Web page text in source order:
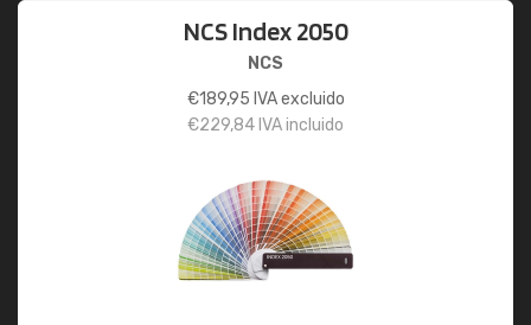
NCS Index 2050
NCS
€189,95 IVA excluido
€229,84 IVA incluido